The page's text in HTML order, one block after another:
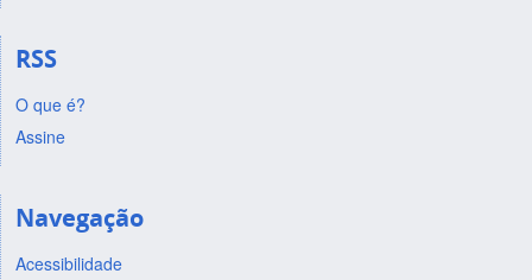
RSS
O que é?
Assine
Navegação
Acessibilidade